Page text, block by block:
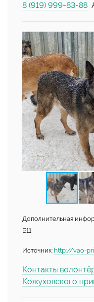
8 (919) 999-83-88
Дополнительная
Б11
Источник: http://vao-
Контакты
Кожуховского